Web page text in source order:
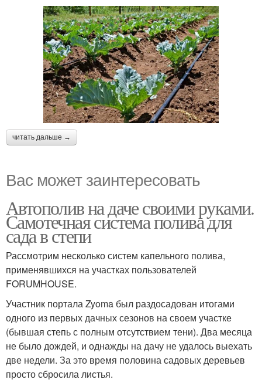
читать дальше →
Вас может заинтересовать
Автополив на даче своими руками.
Самотечная система полива для
сада в степи
Рассмотрим несколько систем капельного полива,
применявшихся на участках пользователей
FORUMHOUSE.
Участник портала Zyoma был раздосадован итогами
одного из первых дачных сезонов на своем участке
(бывшая степь с полным отсутствием тени). Два месяца
не было дождей, и однажды на дачу не удалось выехать
две недели. За это время половина садовых деревьев
просто сбросила листья.